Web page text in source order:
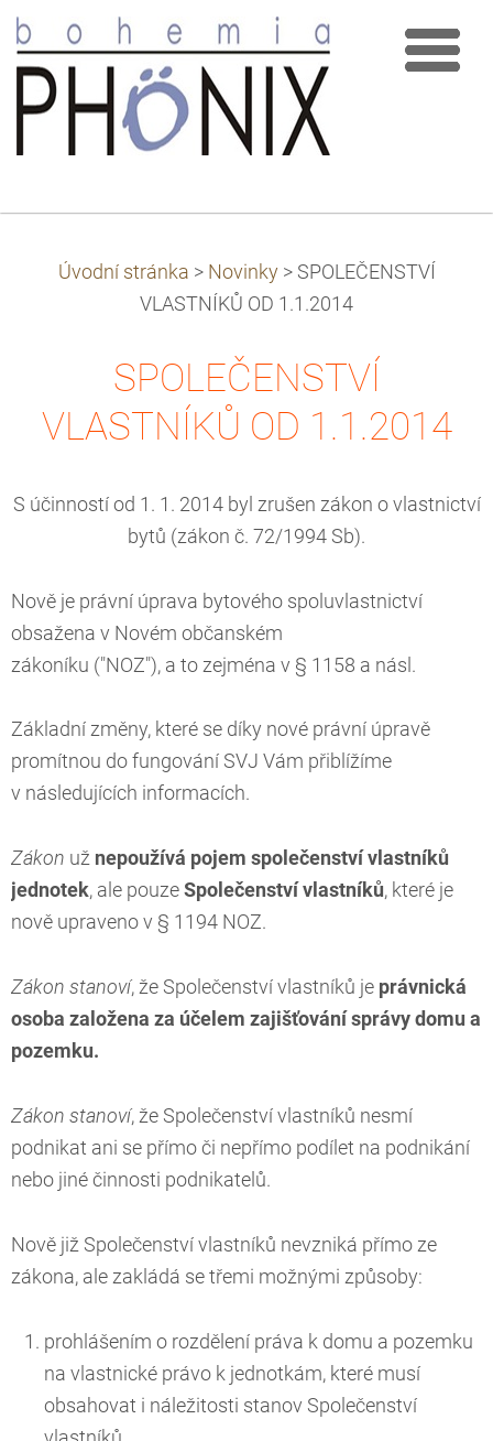
Úvodní stránka > Novinky > SPOLEČENSTVÍ
VLASTNÍKŮ OD 1.1.2014
SPOLEČENSTVÍ
VLASTNÍKŮ OD 1.1.2014
S účinností od 1. 1. 2014 byl zrušen zákon o vlastnictví
bytů (zákon č. 72/1994 Sb).
Nově je právní úprava bytového spoluvlastnictví
obsažena v Novém občanském
zákoníku ("NOZ"), a to zejména v § 1158 a násl.
Základní změny, které se díky nové právní úpravě
promítnou do fungování SVJ Vám přiblížíme
v následujících informacích.
Zákon už nepoužívá pojem společenství vlastníků
jednotek, ale pouze Společenství vlastníků, které je
nově upraveno v § 1194 NOZ.
Zákon stanoví, že Společenství vlastníků je právnická
osoba založena za účelem zajišťování správy domu a
pozemku.
Zákon stanoví, že Společenství vlastníků nesmí
podnikat ani se přímo či nepřímo podílet na podnikání
nebo jiné činnosti podnikatelů.
Nově již Společenství vlastníků nevzniká přímo ze
zákona, ale zakládá se třemi možnými způsoby:
prohlášením o rozdělení práva k domu a pozemku
na vlastnické právo k jednotkám, které musí
obsahovat i náležitosti stanov Společenství